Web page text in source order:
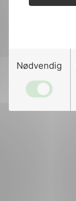
Nødvendig